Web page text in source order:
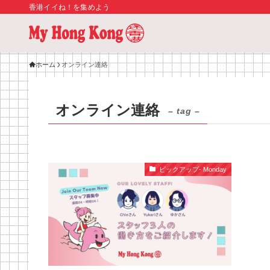
香港イイね！を集めよう
ホーム オンライン連絡
オンライン連絡 – tag –
ピックアップ- Monday